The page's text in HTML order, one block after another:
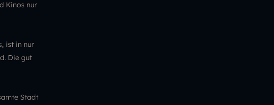
Kinos nur
ist in nur
Die gut
Stadt